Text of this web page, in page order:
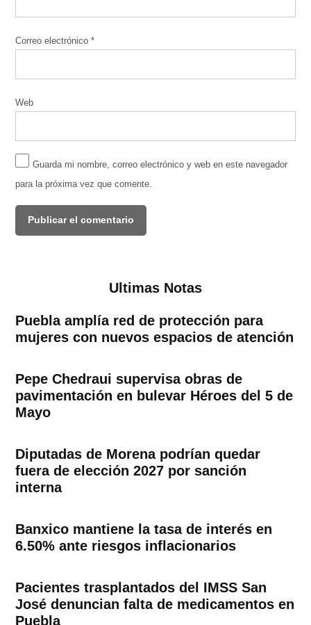
Correo electrónico*
Web
Guarda mi nombre, correo electrónico y web en este navegador
para la próxima vez que comente.
Ultimas Notas
Puebla amplía red de protección para
mujeres con nuevos espacios de atención
Pepe Chedraui supervisa obras de
pavimentación en bulevar Héroes del 5 de
Mayo
Diputadas de Morena podrían quedar
fuera de elección 2027 por sanción
interna
Banxico mantiene la tasa de interés en
6.50% ante riesgos inflacionarios
Pacientes trasplantados del IMSS San
José denuncian falta de medicamentos en
Puebla